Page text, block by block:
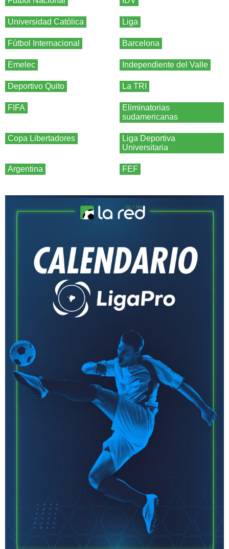
Universidad Católica Liga
Fútbol Internacional Barcelona
Emelec Independiente del Valle
Deportivo Quito La TRI
FIFA
Eliminatorias
sudamericanas
Copa Libertadores
Liga Deportiva
Universitaria
Argentina FEF